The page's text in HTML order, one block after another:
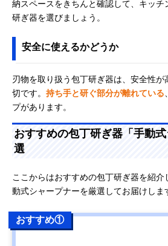
納スペースをきちんと確認して、キッ
研ぎ器を選びましょう。
安全に使えるかどうか
刃物を取り扱う包丁研ぎ器は、安全性
切です。 持ち手と研ぐ部分が離れている
プがあります。
おすすめの包丁研ぎ器「手動
選
ここからはおすすめの包丁研ぎ器を紹
動式シャープナーを厳選してお届けしま
おすすめ①